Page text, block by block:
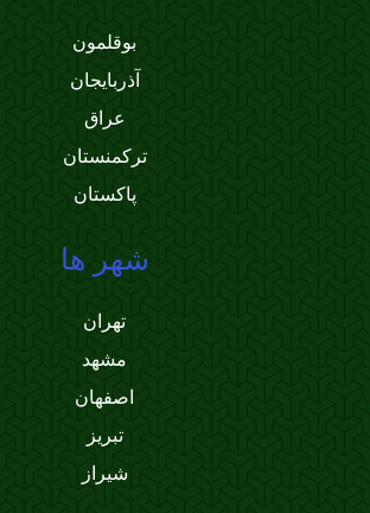
بوقلمون
آذربایجان
عراق
ترکمنستان
پاکستان
شهر ها
تهران
مشهد
اصفهان
تبریز
شیراز